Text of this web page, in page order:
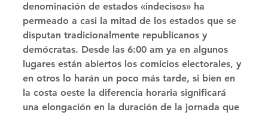
denominación de estados «indecisos» ha
permeado a casi la mitad de los estados que se
disputan tradicionalmente republicanos y
demócratas. Desde las 6:00 am ya en algunos
lugares están abiertos los comicios electorales, y
en otros lo harán un poco más tarde, si bien en
la costa oeste la diferencia horaria significará
una elongación en la duración de la jornada que